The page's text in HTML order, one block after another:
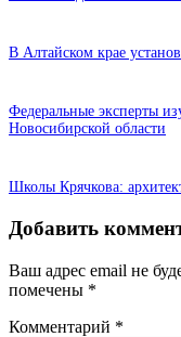
В Алтайском крае
Федеральные эксперты
Новосибирской области
Школы Крячкова:
Добавить
Ваш адрес email не
помечены *
Комментарий *